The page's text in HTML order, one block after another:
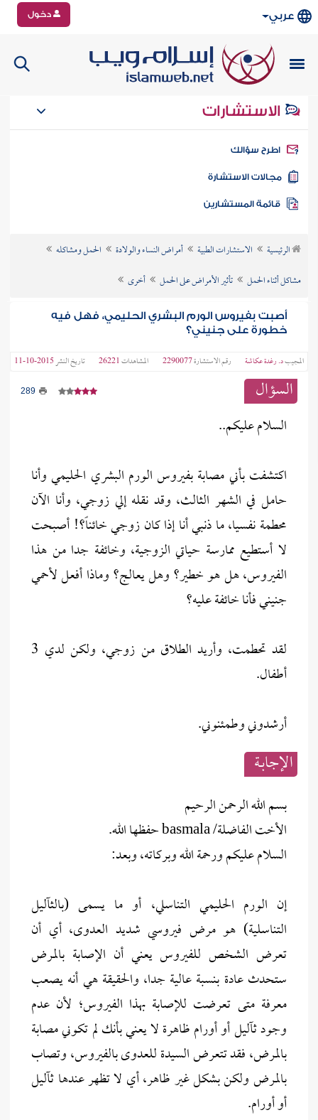
عربي دخول
الاستشارات
سؤالك
الاستشارة
الرئيسية الاستشارات الطبية أمراض النساء والولادة
الحمل ومشاكله
مشاكل أثناء الحمل
تأثير الأمراض على الحمل أخرى
أصبت بفيروس الورم البشري الحليمي، فهل فيه
خطورة على جنيني؟
المجيبد. رغدة عكاشة رقم الاستشارة2290077 المشاهدات26221 تاريخ النشر2015-10-11
السؤال 289
السلام عليكم..
اكتشفت بأني مصابة بفيروس الورم البشري الحليمي وأنا
حامل في الشهر الثالث، وقد نقله إلي زوجي، وأنا الآن
محطمة نفسيا، ما ذنبي أنا إذا كان زوجي خائناً؟! أصبحت
لا أستطيع ممارسة حياتي الزوجية، وخائفة جدا من هذا
الفيروس، هل هو خطير؟ وهل يعالج؟ وماذا أفعل لأحمي
جنيني فأنا خائفة عليه؟
لقد تحطمت، وأريد الطلاق من زوجي، ولكن لدي 3
أطفال.
أرشدوني وطمئنوني.
الإجابــة
بسم الله الرحمن الرحيم
الأخت الفاضلة/ basmala حفظها الله.
السلام عليكم ورحمة الله وبركاته، وبعد:
إن الورم الحليمي التناسلي، أو ما يسمى (بالثآليل
التناسلية) هو مرض فيروسي شديد العدوى، أي أن
تعرض الشخص للفيروس يعني أن الإصابة بالمرض
ستحدث عادة بنسبة عالية جدا، والحقيقة هي أنه يصعب
معرفة متى تعرضت للإصابة بهذا الفيروس؛ لأن عدم
وجود ثآليل أو أورام ظاهرة لا يعني بأنك لم تكوني مصابة
بالمرض، فقد تتعرض السيدة للعدوى بالفيروس، وتصاب
بالمرض ولكن بشكل غير ظاهر، أي لا تظهر عندها ثآليل
أو أورام.